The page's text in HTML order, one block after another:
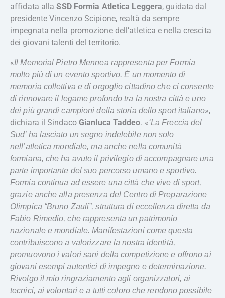
affidata alla SSD Formia Atletica Leggera, guidata dal
presidente Vincenzo Scipione, realtà da sempre
impegnata nella promozione dell’atletica e nella crescita
dei giovani talenti del territorio.
«Il Memorial Pietro Mennea rappresenta per Formia
molto più di un evento sportivo. È un momento di
memoria collettiva e di orgoglio cittadino che ci consente
di rinnovare il legame profondo tra la nostra città e uno
dei più grandi campioni della storia dello sport italiano»,
dichiara il SindacoGianluca Taddeo. «‘La Freccia del
Sud’ ha lasciato un segno indelebile non solo
nell’atletica mondiale, ma anche nella comunità
formiana, che ha avuto il privilegio di accompagnare una
parte importante del suo percorso umano e sportivo.
Formia continua ad essere una città che vive di sport,
grazie anche alla presenza del Centro di Preparazione
Olimpica “Bruno Zauli”, struttura di eccellenza diretta da
Fabio Rimedio, che rappresenta un patrimonio
nazionale e mondiale. Manifestazioni come questa
contribuiscono a valorizzare la nostra identità,
promuovono i valori sani della competizione e offrono ai
giovani esempi autentici di impegno e determinazione.
Rivolgo il mio ringraziamento agli organizzatori, ai
tecnici, ai volontari e a tutti coloro che rendono possibile